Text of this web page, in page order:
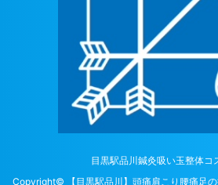
目黒駅品川鍼灸吸い玉整体コ
Copyright© 【目黒駅品川】頭痛肩こり腰痛足